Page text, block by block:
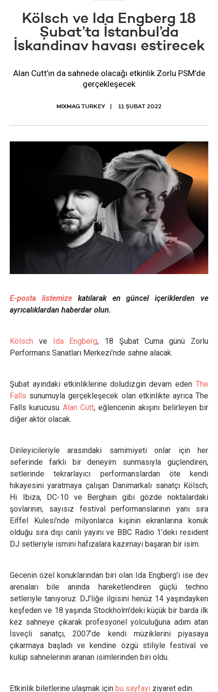
Kölsch ve Ida Engberg 18
Şubat’ta İstanbul’da
İskandinav havası estirecek
Alan Cutt’ın da sahnede olacağı etkinlik Zorlu PSM’de
gerçekleşecek
MIXMAG TURKEY 11 ŞUBAT 2022
E-posta listemizekatılarak en güncel içeriklerden ve
ayrıcalıklardan haberdar olun.
Kölsch ve Ida Engberg, 18 Şubat Cuma günü Zorlu
Performans Sanatları Merkezi’nde sahne alacak.
Şubat ayındaki etkinliklerine doludizgin devam eden The
Falls sunumuyla gerçekleşecek olan etkinlikte ayrıca The
Falls kurucusu Alan Cutt, eğlencenin akışını belirleyen bir
diğer aktör olacak.
Dinleyicileriyle arasındaki samimiyeti onlar için her
seferinde farklı bir deneyim sunmasıyla güçlendiren,
setlerinde tekrarlayıcı performanslardan öte kendi
hikayesini yaratmaya çalışan Danimarkalı sanatçı Kölsch;
Hï Ibiza, DC-10 ve Berghain gibi gözde noktalardaki
şovlarının, sayısız festival performanslarının yanı sıra
Eiffel Kulesi’nde milyonlarca kişinin ekranlarına konuk
olduğu sıra dışı canlı yayını ve BBC Radio 1’deki resident
DJ setleriyle ismini hafızalara kazımayı başaran bir isim.
Gecenin özel konuklarından biri olan Ida Engberg’i ise dev
arenaları bile anında hareketlendiren güçlü techno
setleriyle tanıyoruz. DJ’liğe ilgisini henüz 14 yaşındayken
keşfeden ve 18 yaşında Stockholm’deki küçük bir barda ilk
kez sahneye çıkarak profesyonel yolculuğuna adım atan
İsveçli sanatçı, 2007’de kendi müziklerini piyasaya
çıkarmaya başladı ve kendine özgü stiliyle festival ve
kulüp sahnelerinin aranan isimlerinden biri oldu.
Etkinlik biletlerine ulaşmak için bu sayfayı ziyaret edin.